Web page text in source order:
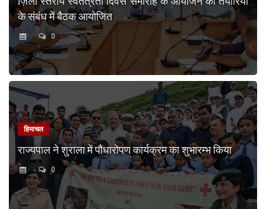
के संबंध में बैठक आयोजित
0
हिमाचल
राज्यपाल ने शुराला में पौधारोपण कार्यक्रम का शुभारम्भ किया
0